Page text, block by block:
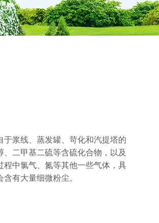
浆线、蒸发罐、苛化和汽提塔的
二甲基二硫等含硫化合物，以及
中氯气、氮等其他一些气体，具
有大量细微粉尘。